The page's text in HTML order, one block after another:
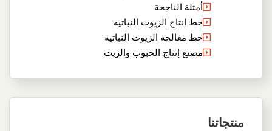
أمثلة الناجحة
خط انتاج الزيوت النباتية
خط معالجة الزيوت النباتية
مصنع إنتاج الحبوب والزيت
منتجاتنا